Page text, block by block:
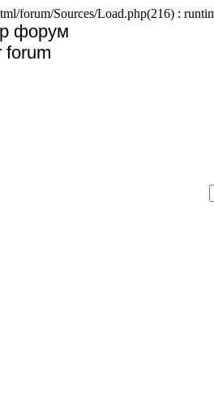
forum/Sources/Load.php(216) :
форум
forum